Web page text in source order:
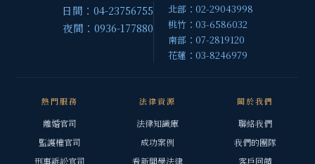
日間：04-23756755
夜間：0936-177880
北部：02-29043998
桃竹：03-6586032
南部：07-2819120
花蓮：03-8246979
熱門服務
離婚官司
監護權官司
刑事訴訟官司
法律資源
法律知識庫
成功案例
看新聞學法律
關於我們
聯絡我們
我們的團隊
客戶回饋